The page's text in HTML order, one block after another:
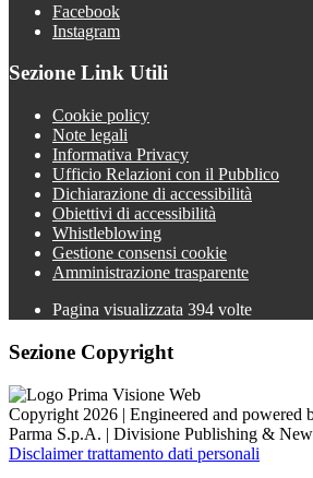
Facebook
Instagram
Sezione Link Utili
Cookie policy
Note legali
Informativa Privacy
Ufficio Relazioni con il Pubblico
Dichiarazione di accessibilità
Obiettivi di accessibilità
Whistleblowing
Gestione consensi cookie
Amministrazione trasparente
Pagina visualizzata 394 volte
Sezione Copyright
Copyright 2026 | Engineered and powered
Parma S.p.A. | Divisione Publishing &
Disclaimer trattamento dati personali